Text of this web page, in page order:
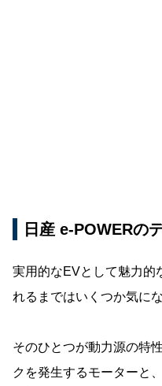
日産 e-POWERの
実用的なEVとして魅力的
れるまではいくつか気に
そのひとつが動力源の特
クを発生するモーターと